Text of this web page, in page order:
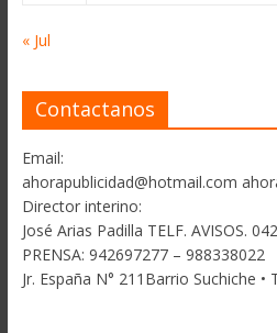
« Jul
Contactanos
Email:
ahorapublicidad@hotmail.com
Director interino:
José Arias Padilla TELF. AVISOS.
PRENSA: 942697277 – 988338022
Jr. España N° 211Barrio Suchiche •